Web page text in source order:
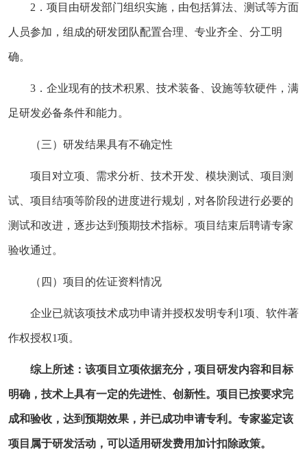
2．项目由研发部门组织实施，由包括算法、测试等方面
人员参加，组成的研发团队配置合理、专业齐全、分工明
确。
3．企业现有的技术积累、技术装备、设施等软硬件，满
足研发必备条件和能力。
（三）研发结果具有不确定性
项目对立项、需求分析、技术开发、模块测试、项目测
试、项目结项等阶段的进度进行规划，对各阶段进行必要的
测试和改进，逐步达到预期技术指标。项目结束后聘请专家
验收通过。
（四）项目的佐证资料情况
企业已就该项技术成功申请并授权发明专利1项、软件著
作权授权1项。
综上所述：该项目立项依据充分，项目研发内容和目标
明确，技术上具有一定的先进性、创新性。项目已按要求完
成和验收，达到预期效果，并已成功申请专利。专家鉴定该
项目属于研发活动，可以适用研发费用加计扣除政策。